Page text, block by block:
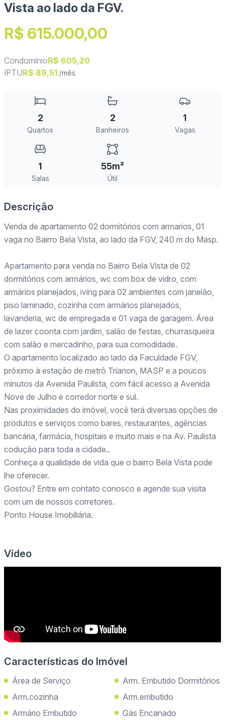
Vista ao lado da FGV.
R$ 615.000,00
CondomínioR$ 605,20
IPTUR$ 89,51 /mês
2
Quartos
2
Banheiros
1
Vagas
1
Salas
55m²
Útil
Descrição
Venda de apartamento 02 dormitórios com armarios, 01
vaga no Bairro Bela Vista, ao lado da FGV, 240 m do Masp.
Apartamento para venda no Bairro Bela Vista de 02
dormitórios com armários, wc com box de vidro, com
armários planejados, iving para 02 ambientes com janelão,
piso laminado, cozinha com armários planejados,
lavanderia, wc de empregada e 01 vaga de garagem. Área
de lazer coonta com jardim, salão de festas, churrasqueira
com salão e mercadinho, para sua comodidade.
O apartamento localizado ao lado da Faculdade FGV,
próximo à estação de metrô Trianon, MASP e a poucos
minutos da Avenida Paulista, com fácil acesso a Avenida
Nove de Julho e corredor norte e sul.
Nas proximidades do imóvel, você terá diversas opções de
produtos e serviços como bares, restaurantes, agências
bancária, farmácia, hospitais e muito mais e na Av. Paulista
codução para toda a cidade..
Conheça a qualidade de vida que o bairro Bela Vista pode
lhe oferecer.
Gostou? Entre em contato conosco e agende sua visita
com um de nossos corretores.
Ponto House Imobiliária.
Vídeo
Características do Imóvel
Área de Serviço
Arm. Embutido Dormitórios
Arm.cozinha
Arm.embutido
Armário Embutido
Gás Encanado